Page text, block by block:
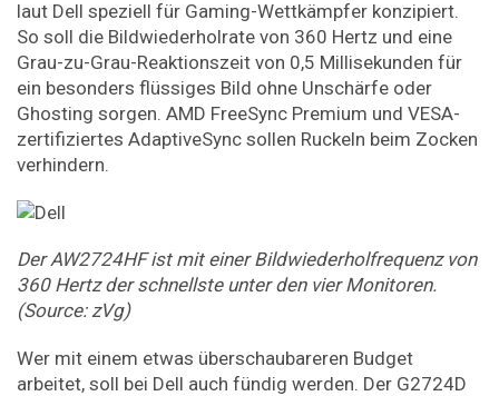
laut Dell speziell für Gaming-Wettkämpfer konzipiert.
So soll die Bildwiederholrate von 360 Hertz und eine
Grau-zu-Grau-Reaktionszeit von 0,5 Millisekunden für
ein besonders flüssiges Bild ohne Unschärfe oder
Ghosting sorgen. AMD FreeSync Premium und VESA-
zertifiziertes AdaptiveSync sollen Ruckeln beim Zocken
verhindern.
Der AW2724HF ist mit einer Bildwiederholfrequenz von
360 Hertz der schnellste unter den vier Monitoren.
(Source: zVg)
Wer mit einem etwas überschaubareren Budget
arbeitet, soll bei Dell auch fündig werden. Der G2724D